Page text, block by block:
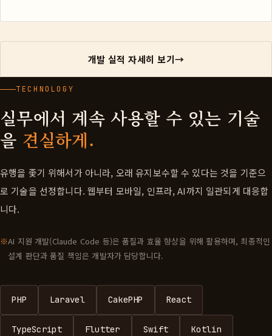
개발 실적 자세히 보기→
TECHNOLOGY
실무에서 계속 사용할 수 있는 기술
을 견실하게.
유행을 좇기 위해서가 아니라, 오래 유지보수할 수 있다는 것을 기준으
로 기술을 선정합니다. 웹부터 모바일, 인프라, AI까지 일관되게 대응합
니다.
AI 지원 개발(Claude Code 등)은 품질과 효율 향상을 위해 활용하며, 최종적인
설계 판단과 품질 책임은 개발자가 담당합니다.
PHP Laravel CakePHP React
TypeScript Flutter Swift Kotlin